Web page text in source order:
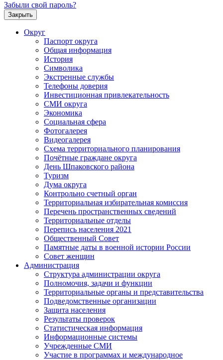
Забыли свой пароль?
Закрыть
Округ
Паспорт округа
Общая информация
История
Символика
Экстренные службы
Телефоны доверия
Инвестиционная привлекательность
СМИ округа
Экономика
Социальная сфера
Фотогалерея
Видеогалерея
Схема территориального планирования
Почётные граждане округа
День Шпаковского района
Туризм
Дума округа
Контрольно счетный орган
Территориальная избирательная комиссия
Перечень пространственных сведений
Территориальные отделы
Перепись населения 2021
Общественный Совет
Памятные даты в военной истории России
Совет женщин
Администрация
Структура администрации округа
Полномочия, задачи и функции
Территориальные органы и представительства
Подведомственные организации
Защита населения
Результаты проверок
Статистическая информация
Информационные системы
Учрежденные СМИ
Участие в программах и международное